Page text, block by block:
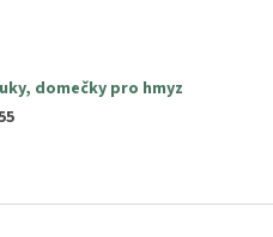
domečky pro hmyz